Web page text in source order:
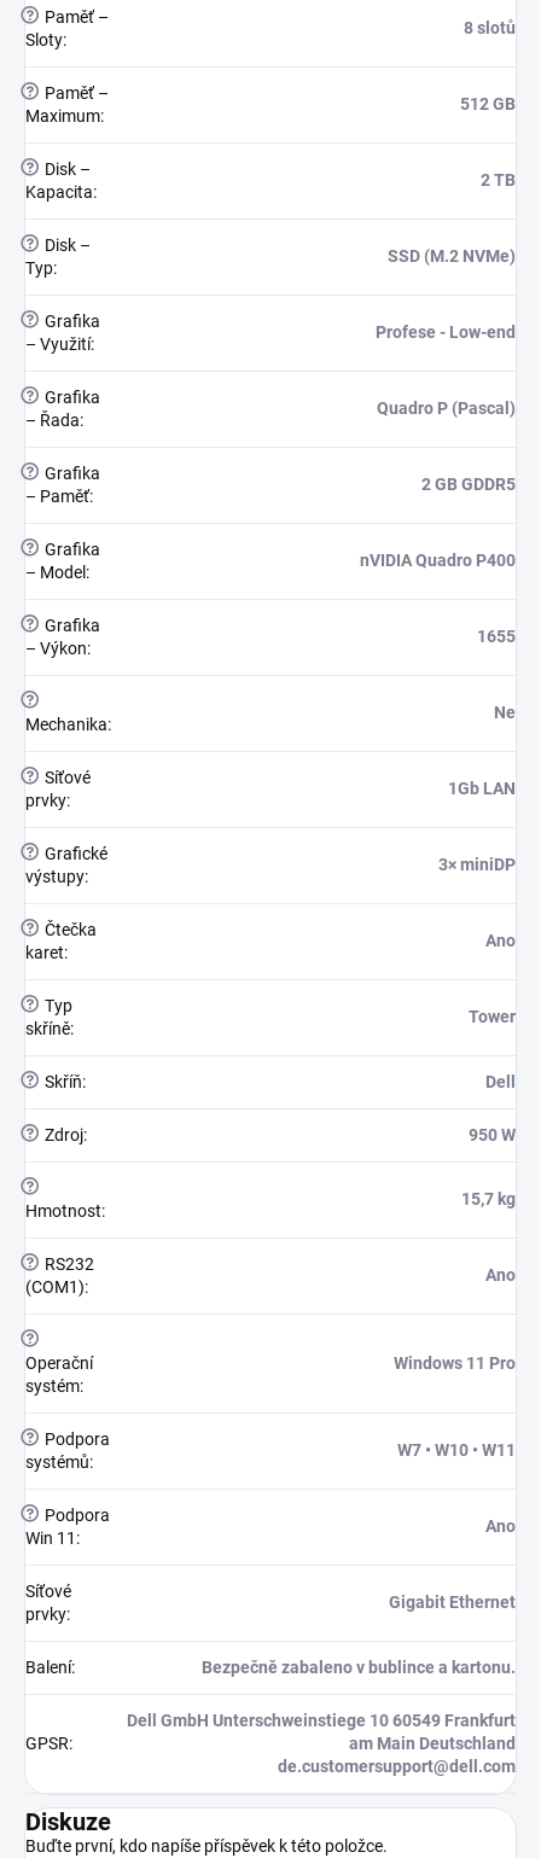
?
Paměť –
Sloty:
8 slotů
?
Paměť –
Maximum:
512 GB
?
Disk –
Kapacita:
2 TB
?
Disk –
Typ:
SSD (M.2 NVMe)
? Grafika
– Využití:
Profese - Low-end
? Grafika
– Řada:
Quadro P (Pascal)
? Grafika
– Paměť:
2 GB GDDR5
? Grafika
– Model :
nVIDIA Quadro P400
? Grafika
– Výkon:
1655
?
Mechanika:
Ne
? Síťové
prvky:
1Gb LAN
? Grafické
výstupy:
3× miniDP
? Čtečka
karet:
Ano
? Typ
skříně:
Tower
? Skříň: Dell
? Zdroj: 950 W
?
Hmotnost:
15,7 kg
?
RS232
(COM1):
Ano
?
Operační
systém:
Windows 11 Pro
?
Podpora
systémů:
W7 • W10 • W11
?
Podpora
Win 11 :
Ano
Síťové
prvky:
Gigabit Ethernet
Balení: Bezpečně zabaleno v bublince a kartonu.
GPSR:
Dell GmbH Unterschweinstiege 10 60549 Frankfurt
am Main Deutschland
de.customersupport@dell.com
Diskuze
Buďte první, kdo napíše příspěvek k této položce.